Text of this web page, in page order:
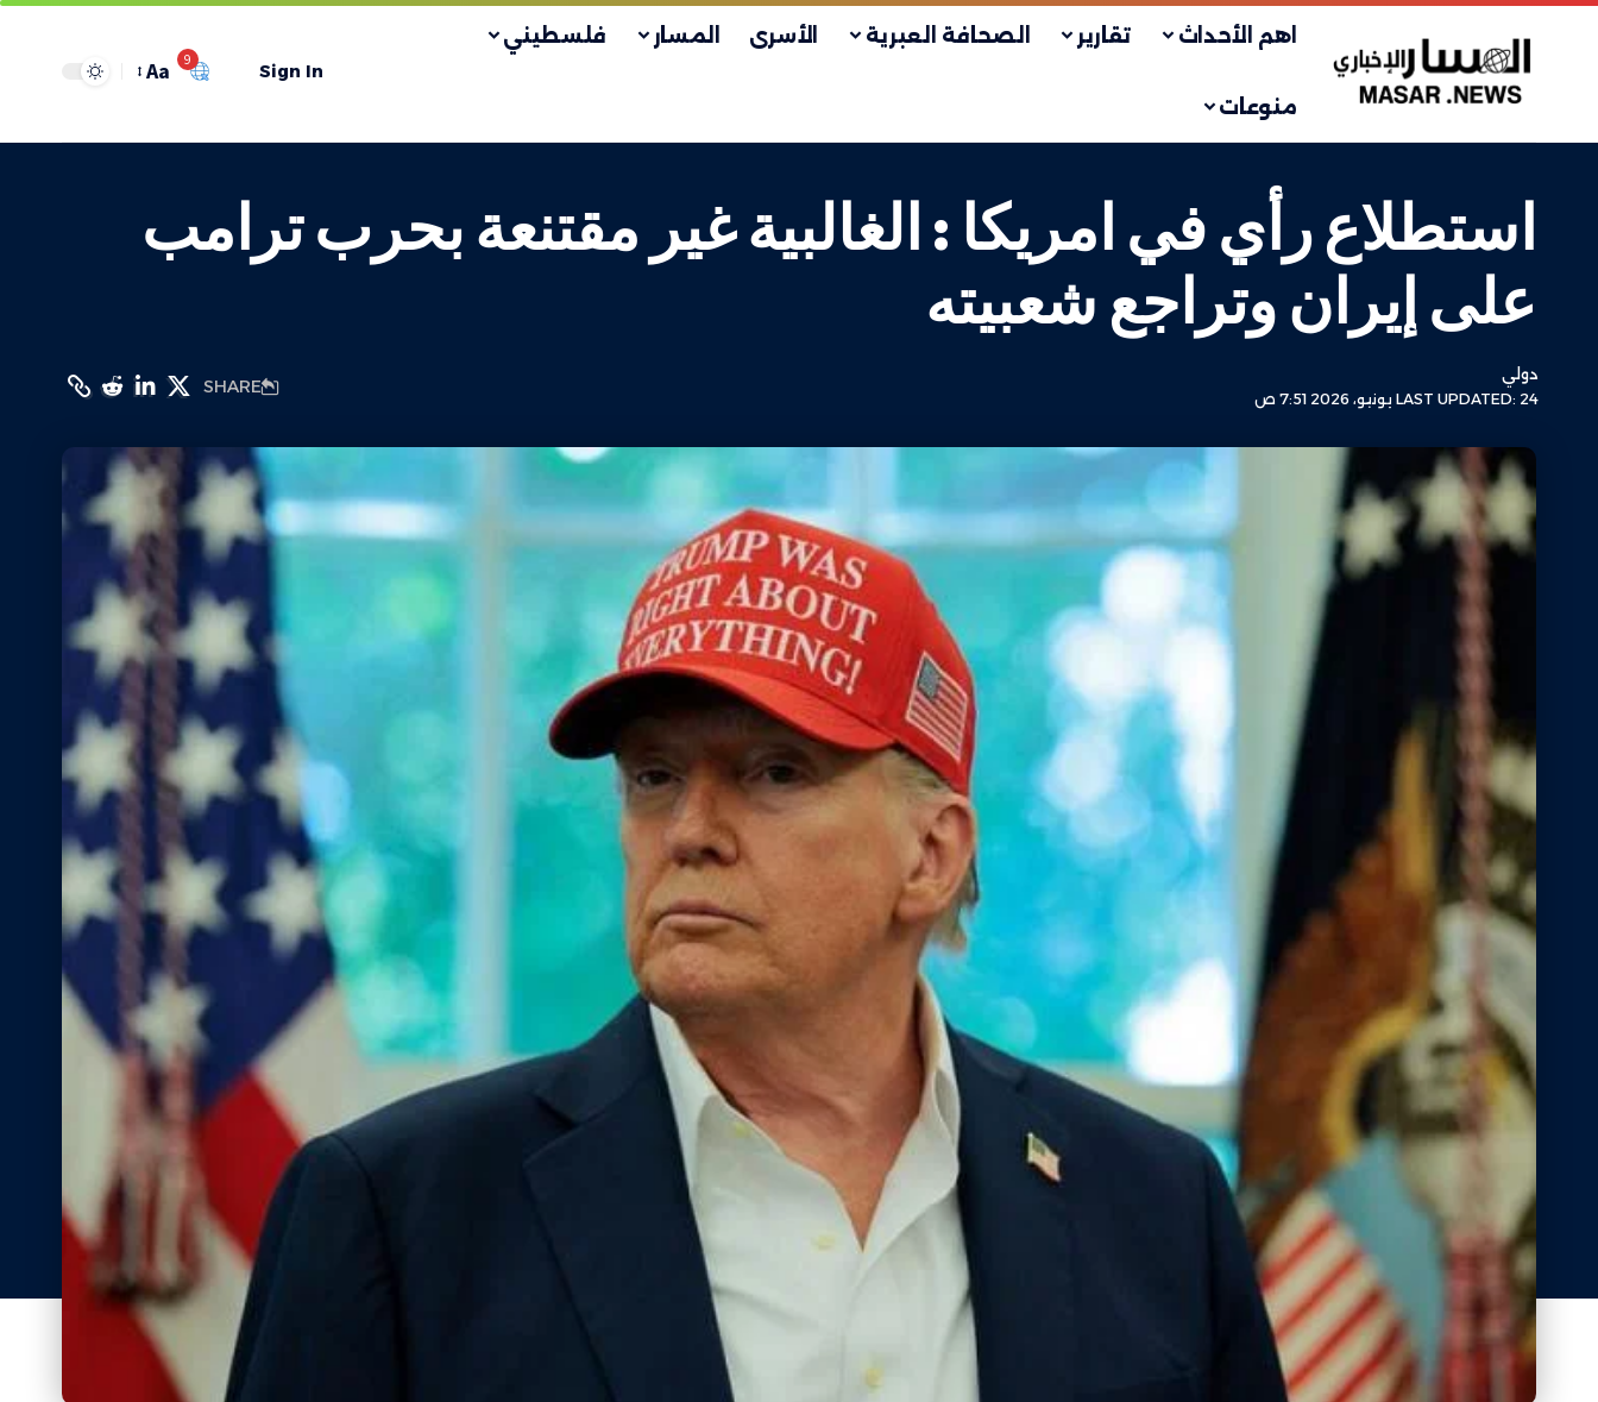
اهم الأحداث تقارير الصحافة العبرية الأسرى المسار فلسطيني
منوعات
Sign In
9
Aa
استطلاع رأي في امريكا : الغالبية غير مقتنعة بحرب ترامب
على إيران وتراجع شعبيته
LAST UPDATED: 24 يونيو، 2026 7:51 ص
دولي
SHARE